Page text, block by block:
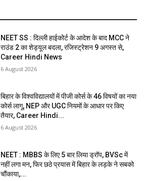
NEET SS : दिल्ली हाईकोर्ट के आदेश के बाद MCC ने
राउंड 2 का शेड्यूल बदला, रजिस्ट्रेशन 9 अगस्त से,
Career Hindi News
6 August 2026
बिहार के विश्वविद्यालयों में पीजी कोर्स के 46 विषयों का नया
कोर्स लागू, NEP और UGC नियमों के आधार पर किए
तैयार, Career Hindi...
6 August 2026
NEET : MBBS के लिए 5 बार लिया ड्रॉप, BVSc में
नहीं लगा मन, फिर छठे प्रयास में बिहार के लड़के ने सबको
चौंकाया,...